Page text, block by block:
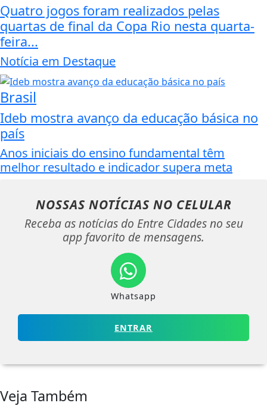
Quatro jogos foram realizados pelas
quartas de final da Copa Rio nesta quarta-
feira...
Notícia em Destaque
Brasil
Ideb mostra avanço da educação básica no
país
Anos iniciais do ensino fundamental têm
melhor resultado e indicador supera meta
NOSSAS NOTÍCIAS NO CELULAR
Receba as notícias do Entre Cidades no seu
app favorito de mensagens.
Whatsapp
ENTRAR
Veja Também